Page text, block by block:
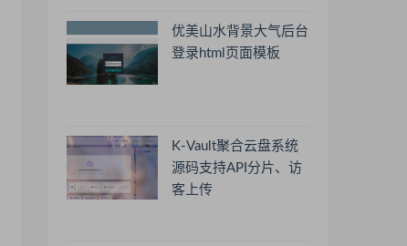
优美山水背景大气后台
登录html页面模板
K-Vault聚合云盘系统
源码支持API分片、访
客上传